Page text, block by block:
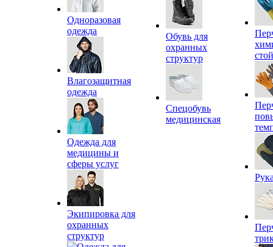
Одноразовая
одежда
Влагозащитная
одежда
Одежда для
медицины и
сферы услуг
Экипировка для
охранных
структур
Обувь для
охранных
структур
Спецобувь
медицинская